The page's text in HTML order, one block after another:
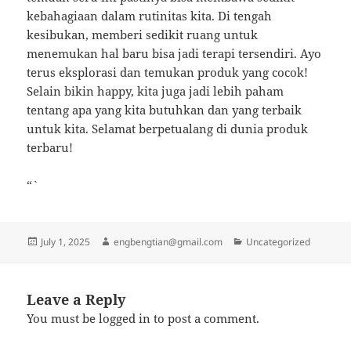
kebahagiaan dalam rutinitas kita. Di tengah
kesibukan, memberi sedikit ruang untuk
menemukan hal baru bisa jadi terapi tersendiri. Ayo
terus eksplorasi dan temukan produk yang cocok!
Selain bikin happy, kita juga jadi lebih paham
tentang apa yang kita butuhkan dan yang terbaik
untuk kita. Selamat berpetualang di dunia produk
terbaru!
“`
Posted
July 1, 2025 Author
engbengtian@gmail.com Categories
Uncategorized
Leave a Reply
You must belogged in to post a comment.